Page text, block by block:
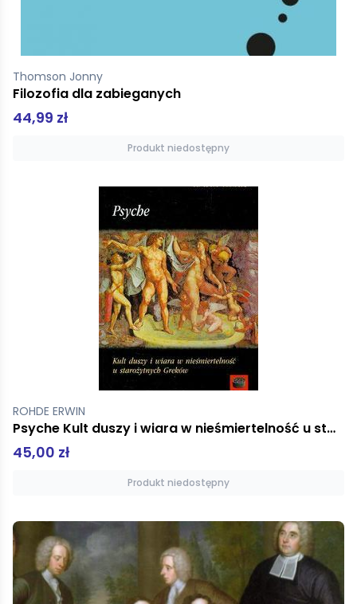
Thomson Jonny
Filozofia dla zabieganych
44,99 zł
Produkt niedostępny
ROHDE ERWIN
Psyche Kult duszy i wiara w nieśmiertelność u starożytnych Greków
45,00 zł
Produkt niedostępny